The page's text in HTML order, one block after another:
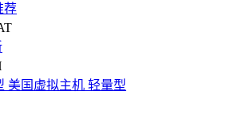
荐
美国虚拟主机 轻量型